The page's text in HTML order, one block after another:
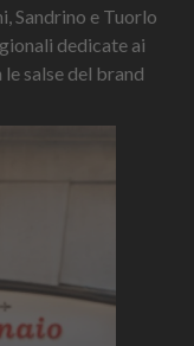
Sandrino e Tuorlo
dedicate ai
salse del brand